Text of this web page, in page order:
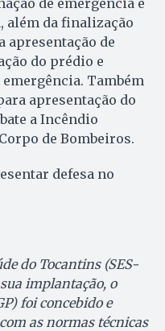
além da finalização
apresentação de
do prédio e
Também
apresentação do
a Incêndio
de Bombeiros.
defesa no
do Tocantins (SES-
sua implantação, o
foi concebido e
as normas técnicas